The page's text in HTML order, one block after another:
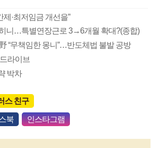
제·최저임금 개선을”
히니…특별연장근로 3→6개월 확대?(종합)
“무책임한 몽니”…반도체법 불발 공방
라이브
박차
스 친구
북 인스타그램